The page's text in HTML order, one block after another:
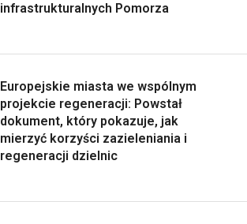
infrastrukturalnych Pomorza
Europejskie miasta we wspólnym
projekcie regeneracji: Powstał
dokument, który pokazuje, jak
mierzyć korzyści zazieleniania i
regeneracji dzielnic